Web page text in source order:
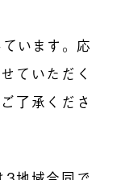
います。応
ていただく
了承くださ